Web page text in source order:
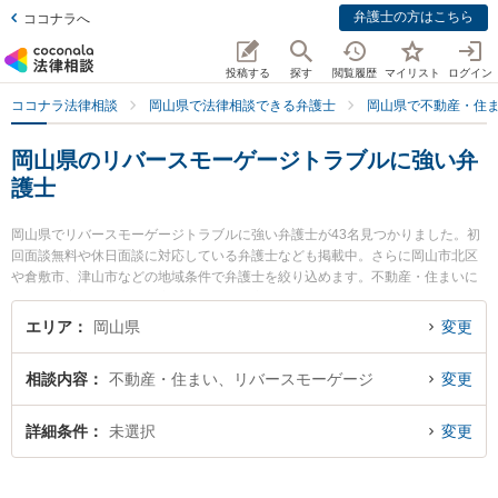
ココナラへ 弁護士の方はこちら
投稿する 探す 閲覧履歴 マイリスト ログイン
ココナラ法律相談 岡山県で法律相談できる弁護士 岡山県で不動産・住
岡山県のリバースモーゲージトラブルに強い弁
護士
岡山県でリバースモーゲージトラブルに強い弁護士が43名見つかりました。初
回面談無料や休日面談に対応している弁護士なども掲載中。さらに岡山市北区
や倉敷市、津山市などの地域条件で弁護士を絞り込めます。不動産・住まいに
関係する立ち退き交渉や家賃交渉、不動産契約解除等の細かな分野での絞り込
み検索もでき便利です。特に葵綜合法律事務所の新名 信介弁護士やすずかけ法
発生したリバースモーゲージトラブルのトラブルを今すぐに弁護士に相談した
い』『リバースモーゲージトラブルのトラブル解決の実績豊富な近くの弁護士
を検索したい』『初回相談無料でリバースモーゲージトラブルを法律相談でき
エリア 岡山県 変更
相談内容 不動産・住まい、リバースモーゲージ 変更
詳細条件 未選択 変更